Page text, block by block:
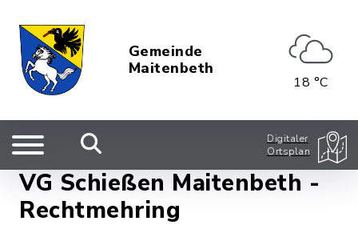
Gemeinde
Maitenbeth
18 °C
Digitaler
Ortsplan
VG Schießen Maitenbeth -
Rechtmehring